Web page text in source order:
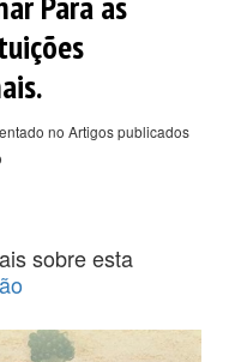
no Artigos publicados
sobre esta